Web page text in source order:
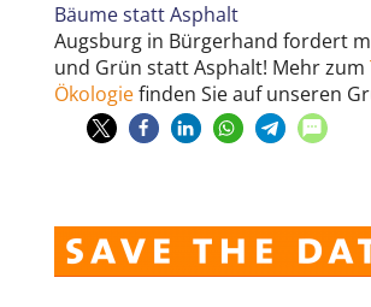
Bäume statt Asphalt
Augsburg in Bürgerhand fordert
und Grün statt Asphalt! Mehr zum
Ökologiefinden Sie auf unseren